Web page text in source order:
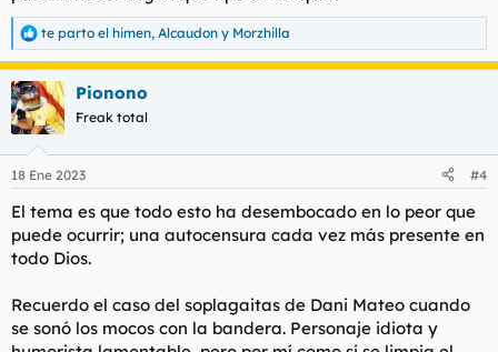
R
e
c
c
i
e
:
te parto el himen, Alcaudon y Morzhilla
Pionono
Freak total
18 Ene 2023 #4
El tema es que todo esto ha desembocado en lo peor que
puede ocurrir; una autocensura cada vez más presente en
todo Dios.
Recuerdo el caso del soplagaitas de Dani Mateo cuando
se sonó los mocos con la bandera. Personaje idiota y